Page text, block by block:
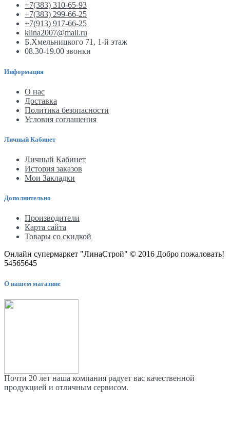
+7(383) 310-65-93
+7(383) 299-66-25
+7(913) 917-66-25
klina2007@mail.ru
Б.Хмельницкого 71, 1-й этаж
08.30-19.00 звонки
Информация
О нас
Доставка
Политика безопасности
Условия соглашения
Личный Кабинет
Личный Кабинет
История заказов
Мои Закладки
Дополнительно
Производители
Карта сайта
Товары со скидкой
Онлайн супермаркет "ЛинаСтрой" © 2016 Добро пожаловать!
54565645
О нашем магазине
Почти 20 лет наша компания радует вас качественной
продукцией и отличным сервисом.